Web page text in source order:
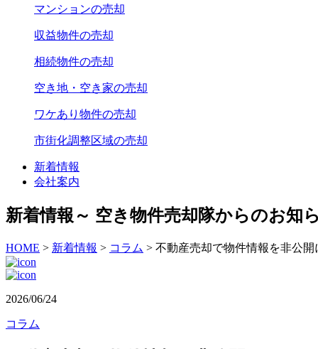
マンションの売却
収益物件の売却
相続物件の売却
空き地・空き家の売却
ワケあり物件の売却
市街化調整区域の売却
新着情報
会社案内
新着情報 ～ 空き物件売却隊からのお知
HOME > 新着情報 > コラム > 不動産売却で物件情報を非公開
2026/06/24
コラム